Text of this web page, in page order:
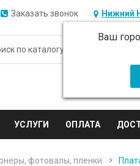
Заказать звонок Нижний
Ваш
УСЛУГИ ОПЛАТА
фотовалы, пленки